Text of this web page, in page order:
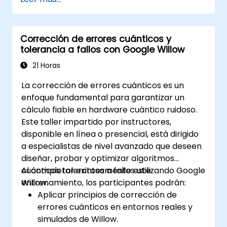
Corrección de errores cuánticos y
tolerancia a fallos con Google Willow
21 Horas
La corrección de errores cuánticos es un
enfoque fundamental para garantizar un
cálculo fiable en hardware cuántico ruidoso.
Este taller impartido por instructores,
disponible en línea o presencial, está dirigido
a especialistas de nivel avanzado que deseen
diseñar, probar y optimizar algoritmos
cuánticos tolerantes a fallos utilizando Google
Willow.
Al completar exitosamente este
entrenamiento, los participantes podrán:
Aplicar principios de corrección de
errores cuánticos en entornos reales y
simulados de Willow.